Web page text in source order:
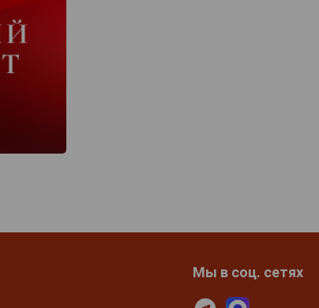
Мы в соц. сетях